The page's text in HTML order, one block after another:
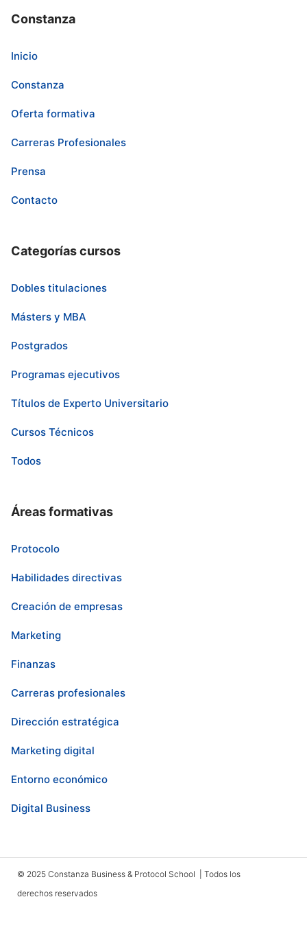
Constanza
Inicio
Constanza
Oferta formativa
Carreras Profesionales
Prensa
Contacto
Categorías cursos
Dobles titulaciones
Másters y MBA
Postgrados
Programas ejecutivos
Títulos de Experto Universitario
Cursos Técnicos
Todos
Áreas formativas
Protocolo
Habilidades directivas
Creación de empresas
Marketing
Finanzas
Carreras profesionales
Dirección estratégica
Marketing digital
Entorno económico
Digital Business
© 2025 Constanza Business & Protocol School | Todos los
derechos reservados